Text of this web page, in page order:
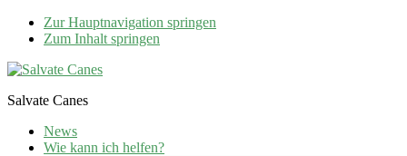
Zur Hauptnavigation springen
Zum Inhalt springen
Salvate Canes
News
Wie kann ich helfen?